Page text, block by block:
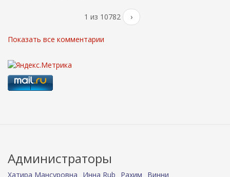
1 из 10782 ›
Показать все комментарии
Администраторы
Хатира Мансуровна Инна Rub Рахим
Винни